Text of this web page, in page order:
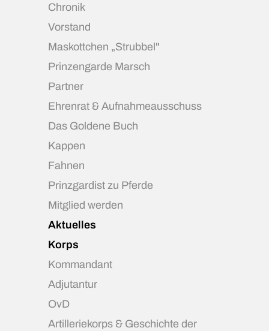
Chronik
Vorstand
Maskottchen „Strubbel"
Prinzengarde Marsch
Partner
Ehrenrat & Aufnahmeausschuss
Das Goldene Buch
Kappen
Fahnen
Prinzgardist zu Pferde
Mitglied werden
Aktuelles
Korps
Kommandant
Adjutantur
OvD
Artilleriekorps & Geschichte der